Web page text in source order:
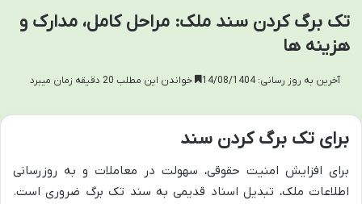
تک برگ کردن سند ملک: مراحل کامل، مدارک و
هزینه ها
آخرین به روز رسانی: 14/08/1404 خواندن این مطلب 20 دقیقه زمان میبرد
برای تک برگ کردن سند
برای افزایش امنیت حقوقی، سهولت در معاملات و به روزرسانی
اطلاعات ملک، تبدیل اسناد قدیمی به سند تک برگ ضروری است.